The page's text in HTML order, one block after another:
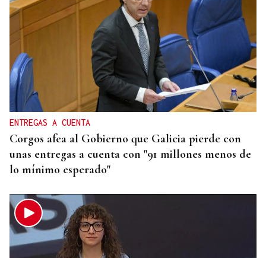
ENTREGAS A CUENTA
Corgos afea al Gobierno que Galicia pierde con
unas entregas a cuenta con "91 millones menos de
lo mínimo esperado"